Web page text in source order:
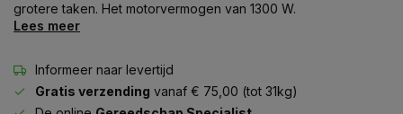
grotere taken. Het motorvermogen van 1300 W.
Lees meer
Informeer naar levertijd
Gratis verzending vanaf € 75,00 (tot 31kg)